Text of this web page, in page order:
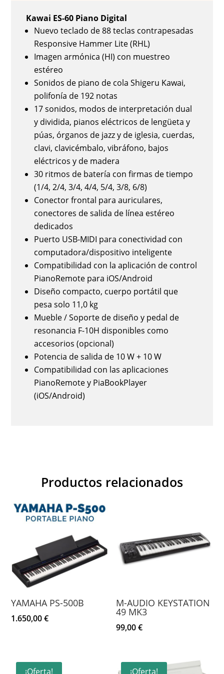
Kawai ES-60 Piano Digital
Nuevo teclado de 88 teclas contrapesadas
Responsive Hammer Lite (RHL)
Imagen armónica (HI) con muestreo
estéreo
Sonidos de piano de cola Shigeru Kawai,
polifonía de 192 notas
17 sonidos, modos de interpretación dual
y dividida, pianos eléctricos de lengüeta y
púas, órganos de jazz y de iglesia, cuerdas,
clavi, clavicémbalo, vibráfono, bajos
eléctricos y de madera
30 ritmos de batería con firmas de tiempo
(1/4, 2/4, 3/4, 4/4, 5/4, 3/8, 6/8)
Conector frontal para auriculares,
conectores de salida de línea estéreo
dedicados
Puerto USB-MIDI para conectividad con
computadora/dispositivo inteligente
Compatibilidad con la aplicación de control
PianoRemote para iOS/Android
Diseño compacto, cuerpo portátil que
pesa solo 11,0 kg
Mueble / Soporte de diseño y pedal de
resonancia F-10H disponibles como
accesorios (opcional)
Potencia de salida de 10 W + 10 W
Compatibilidad con las aplicaciones
PianoRemote y PiaBookPlayer
(iOS/Android)
Productos relacionados
YAMAHA PS-500B
1.650,00€
M-AUDIO KEYSTATION
49 MK3
99,00€
¡Oferta! ¡Oferta!